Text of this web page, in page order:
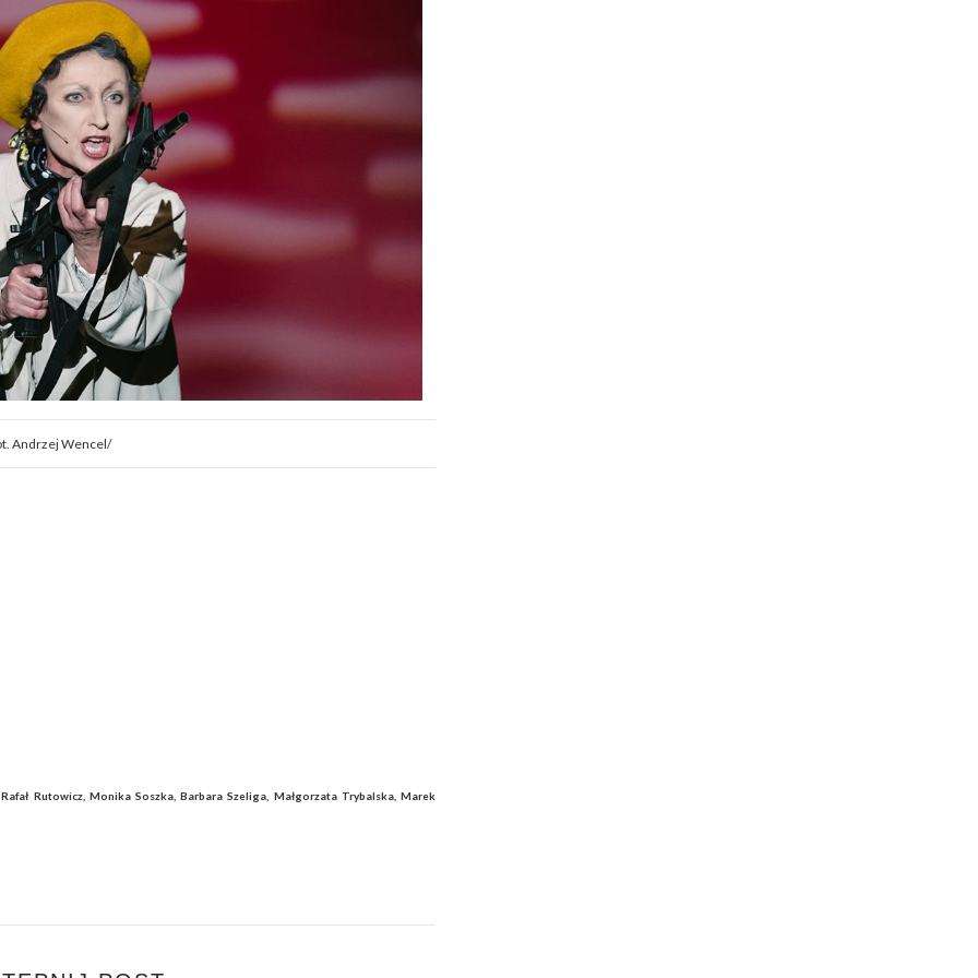
Andrzej Wencel/
Rutowicz, Monika Soszka, Barbara Szeliga, Małgorzata Trybalska, Marek